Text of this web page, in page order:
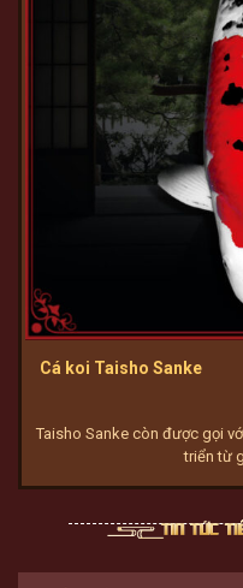
Cá koi Taisho Sanke
Taisho Sanke còn được gọi
triển từ